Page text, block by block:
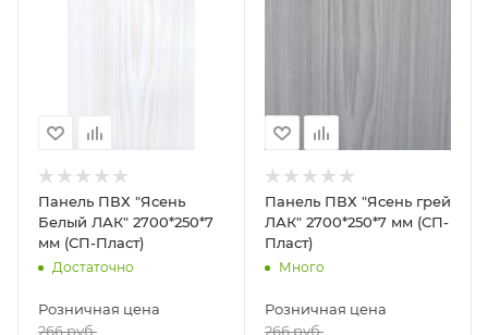
Панель ПВХ "Ясень
Белый ЛАК" 2700*250*7
мм (СП-Пласт)
Достаточно
Розничная цена
266руб.
Панель ПВХ "Ясень грей
ЛАК" 2700*250*7 мм (СП-
Пласт)
Много
Розничная цена
266руб.